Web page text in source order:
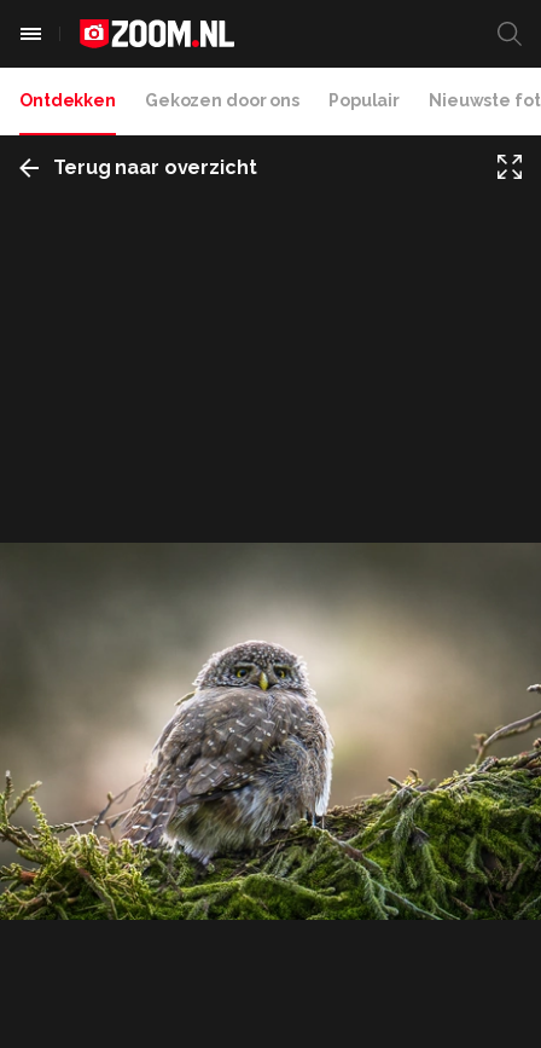
Ontdekken Gekozen door ons Populair Nieuwste
Terug naar overzicht